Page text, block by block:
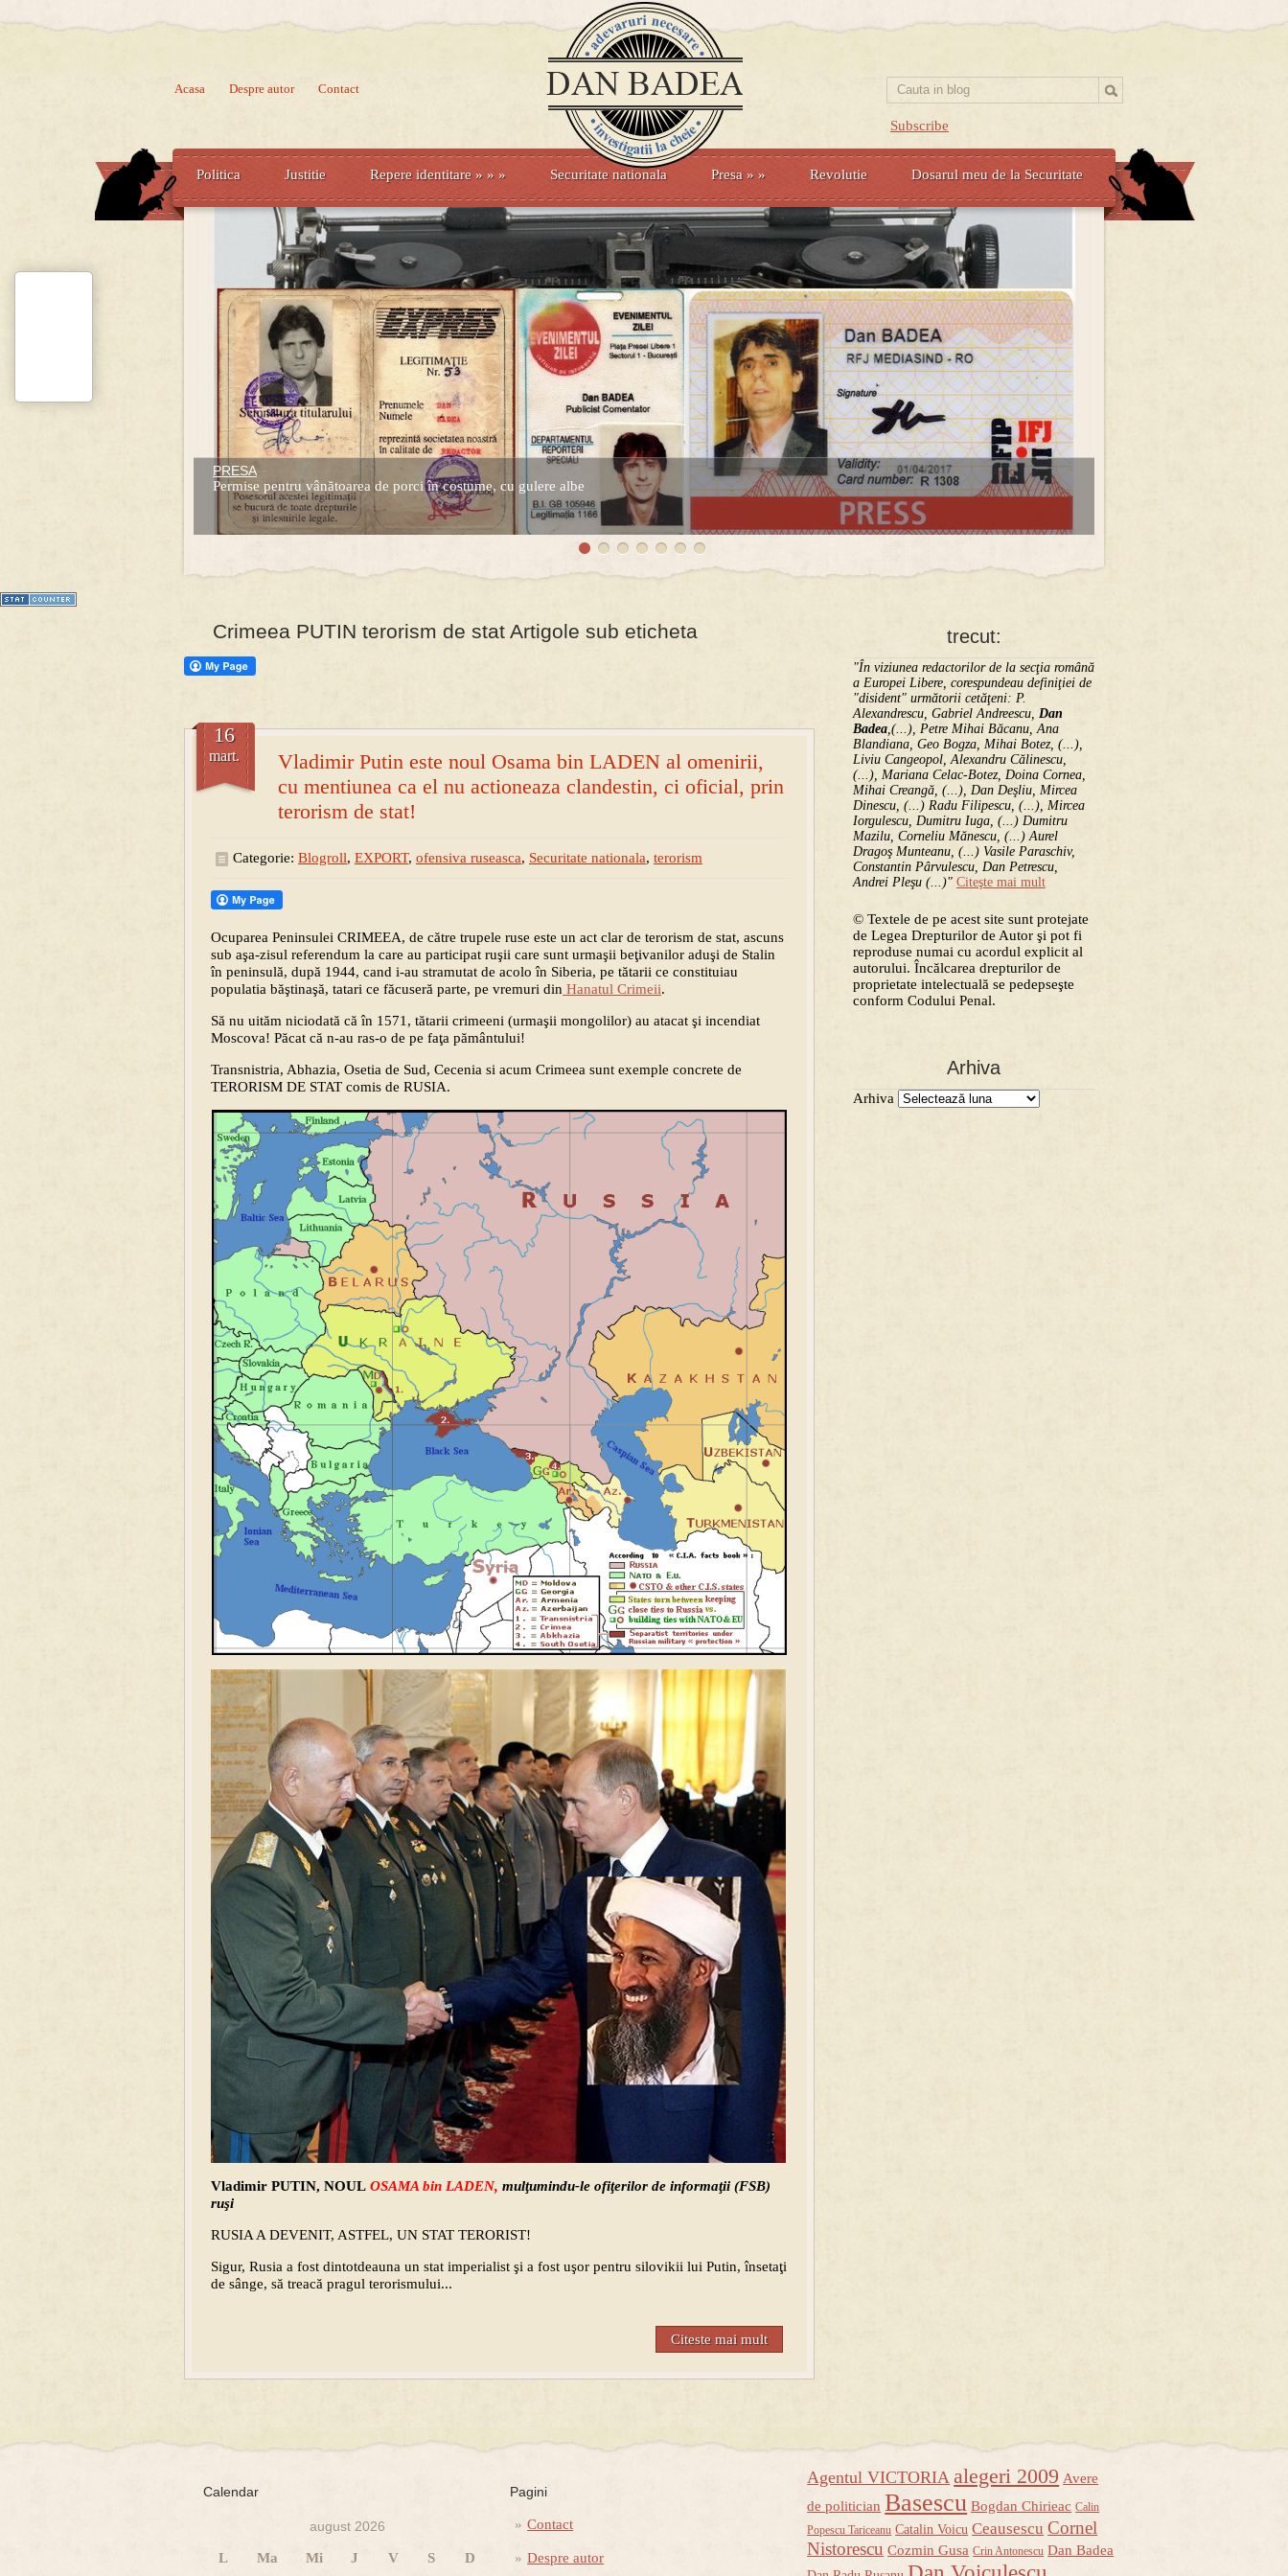
Subscribe
Acasa Despre autor Contact
Politica Justitie Repere identitare » » » Securitate nationala Presa » » Revolutie Dosarul meu de la Securitate
PRESA
Permise pentru vânătoarea de porci în costume, cu gulere albe
trecut:
"În viziunea redactorilor de la secţia română
a Europei Libere, corespundeau definiţiei de
"disident" următorii ce­tă­ţeni: P.
Alexandrescu, Gabriel Andreescu, Dan
Badea,(...), Petre Mihai Băcanu, Ana
Blandiana, Geo Bogza, Mihai Botez, (...),
Liviu Cangeopol, Alexandru Călinescu,
(...), Mariana Celac-Botez, Doina Cornea,
Mihai Creangă, (...), Dan Deşliu, Mircea
Dinescu, (...) Radu Filipescu, (...), Mircea
Iorgulescu, Dumitru Iuga, (...) Dumitru
Mazilu, Corneliu Mănescu, (...) Aurel
Dragoş Munteanu, (...) Vasile Paraschiv,
Constantin Pârvulescu, Dan Petrescu,
Andrei Pleşu (...)" Citeşte mai mult
© Textele de pe acest site sunt protejate
de Legea Drepturilor de Autor şi pot fi
reproduse numai cu acordul explicit al
autorului. Încălcarea drepturilor de
proprietate intelectuală se pedepseşte
conform Codului Penal.
Arhiva
Arhiva
Crimeea PUTIN terorism de stat Artigole sub eticheta
Vladimir Putin este noul Osama bin LADEN al omenirii,
cu mentiunea ca el nu actioneaza clandestin, ci oficial, prin
terorism de stat!
16
mart.
Categorie: Blogroll, EXPORT, ofensiva ruseasca, Securitate nationala, terorism
Ocuparea Peninsulei CRIMEEA, de către trupele ruse este un act clar de terorism de stat, ascuns
sub aşa-zisul referendum la care au participat ruşii care sunt urmaşii beţivanilor aduşi de Stalin
în peninsulă, după 1944, cand i-au stramutat de acolo în Siberia, pe tătarii ce constituiau
populatia băştinaşă, tatari ce făcuseră parte, pe vremuri din Hanatul Crimeii.
Să nu uităm niciodată că în 1571, tătarii crimeeni (urmaşii mongolilor) au atacat şi incendiat
Moscova! Păcat că n-au ras-o de pe faţa pământului!
Transnistria, Abhazia, Osetia de Sud, Cecenia si acum Crimeea sunt exemple concrete de
TERORISM DE STAT comis de RUSIA.
Vladimir PUTIN, NOUL OSAMA bin LADEN, mulţumindu-le ofiţerilor de informaţii (FSB)
ruşi
RUSIA A DEVENIT, ASTFEL, UN STAT TERORIST!
Sigur, Rusia a fost dintotdeauna un stat imperialist şi a fost uşor pentru silovikii lui Putin, însetaţi
de sânge, să treacă pragul terorismului...
Citeste mai mult
Calendar
august 2026
L Ma Mi J V S D
Pagini
Contact
Despre autor
Agentul VICTORIA alegeri 2009 Avere
de politician Basescu Bogdan Chirieac Calin
Popescu Tariceanu Catalin Voicu Ceausescu Cornel
Nistorescu Cozmin Gusa Crin Antonescu Dan Badea